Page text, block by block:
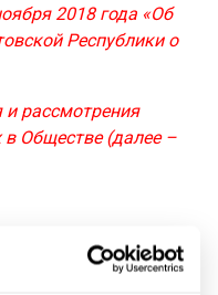
2018 года «Об
Республики о
рассмотрения
Обществе (далее –